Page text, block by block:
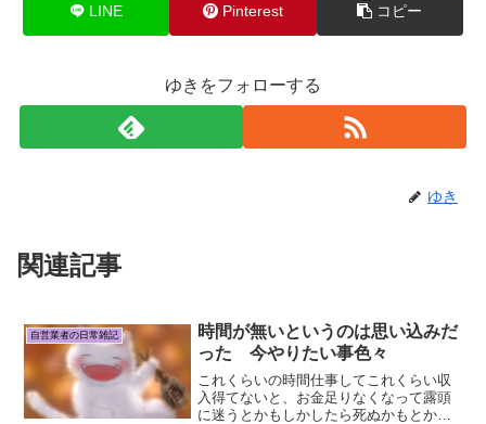
LINE Pinterest コピー
ゆきをフォローする
ゆき
関連記事
自営業者の日常雑記
時間が無いというのは思い込みだ
った 今やりたい事色々
これくらいの時間仕事してこれくらい収
入得てないと、お金足りなくなって露頭
に迷うとかもしかしたら死ぬかもとか長